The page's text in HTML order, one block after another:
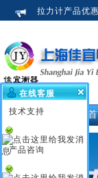
拉力计产品优惠
网站
在线客服
技术支持
产品咨询